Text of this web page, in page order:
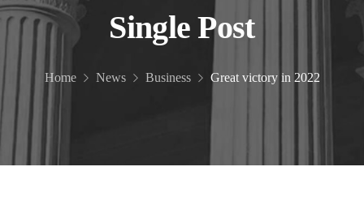
Single Post
Home News Business Great victory in 2022